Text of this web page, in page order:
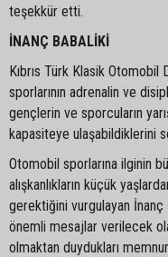
teşekkür etti.
İNANÇ BABALİKİ
Kıbrıs Türk Klasik
sporlarının adrenalin ve
gençlerin ve sporcuların
kapasiteye ulaşabildiklerini
Otomobil sporlarına ilginin
alışkanlıkların küçük
gerektiğini vurgulayan İnanç
önemli mesajlar verilecek
olmaktan duydukları